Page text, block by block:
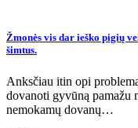
Žmonės vis dar ieško pigių
šimtus.
Anksčiau itin opi
dovanoti gyvūną pamažu
nemokamų dovanų…